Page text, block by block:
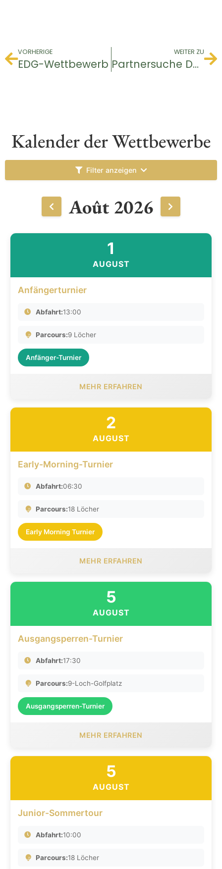
VORHERIGE
EDG-Wettbewerb
WEITER ZU
Partnersuche Damen
Kalender der Wettbewerbe
Filter anzeigen
Août 2026
1
AUGUST
Anfängerturnier
Abfahrt:13:00
Parcours:9 Löcher
Anfänger-Turnier
MEHR ERFAHREN
2
AUGUST
Early-Morning-Turnier
Abfahrt:06:30
Parcours:18 Löcher
Early Morning Turnier
MEHR ERFAHREN
5
AUGUST
Ausgangsperren-Turnier
Abfahrt:17:30
Parcours:9-Loch-Golfplatz
Ausgangsperren-Turnier
MEHR ERFAHREN
5
AUGUST
Junior-Sommertour
Abfahrt:10:00
Parcours:18 Löcher